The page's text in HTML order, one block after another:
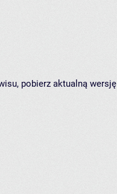
pobierz aktualną wersję